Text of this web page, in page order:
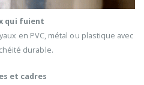
qui fuient
en PVC, métal ou plastique avec
durable.
et cadres